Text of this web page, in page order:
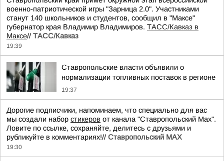
военно-патриотической игры "Зарница 2.0". Участниками
станут 140 школьников и студентов, сообщил в "Максе"
губернатор края Владимир Владимиров. ТАСС/Кавказ в
Максе// ТАСС/Кавказ
19:39
Ставропольские власти объявили о
нормализации топливных поставок в регионе
19:37
Дорогие подписчики, напоминаем, что специально для вас
мы создали набор стикеров от канала "Ставропольский Max".
Ловите по ссылке, сохраняйте, делитесь с друзьями и
рубликуйте в комментариях!// Ставропольский MAX
19:30